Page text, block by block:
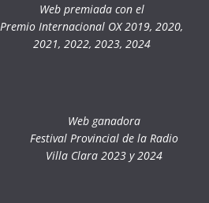
Web premiada con el
Premio Internacional OX 2019, 2020,
2021, 2022, 2023, 2024
Web ganadora
Festival Provincial de la Radio
Villa Clara 2023 y 2024